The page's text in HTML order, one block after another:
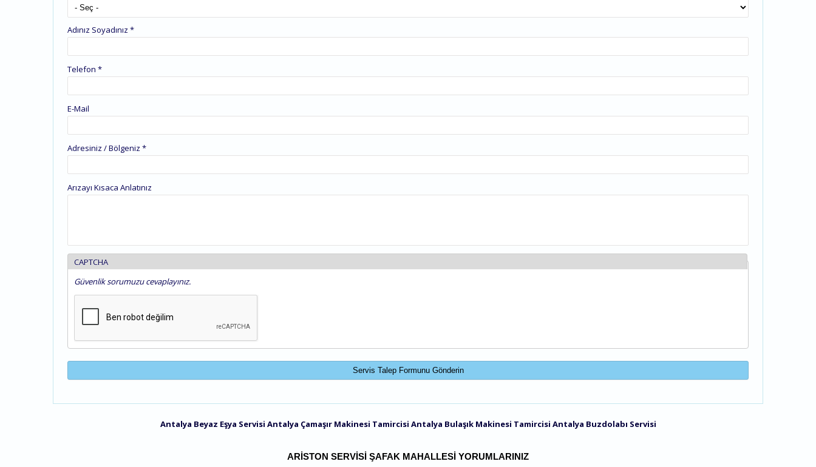
Adınız Soyadınız*
Telefon*
E-Mail
Adresiniz / Bölgeniz*
Arızayı Kısaca Anlatınız
CAPTCHA
Güvenlik sorumuzu cevaplayınız.
Antalya Beyaz Eşya Servisi Antalya Çamaşır Makinesi Tamircisi Antalya Bulaşık Makinesi Tamircisi Antalya Buzdolabı Servisi
ARISTON SERVISI ŞAFAK MAHALLESI YORUMLARINIZ